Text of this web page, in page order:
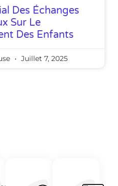
Des Échanges
Sur Le
Des Enfants
Juillet 7, 2025